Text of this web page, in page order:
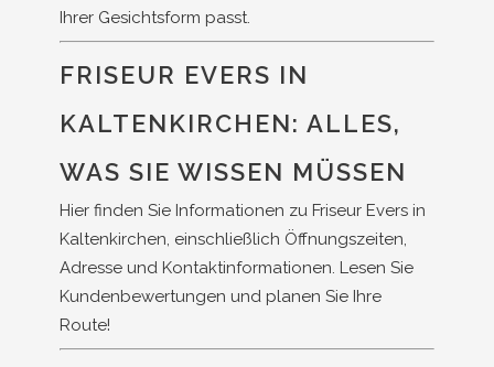
Ihrer Gesichtsform passt.
FRISEUR EVERS IN
KALTENKIRCHEN: ALLES,
WAS SIE WISSEN MÜSSEN
Hier finden Sie Informationen zu Friseur Evers in
Kaltenkirchen, einschließlich Öffnungszeiten,
Adresse und Kontaktinformationen. Lesen Sie
Kundenbewertungen und planen Sie Ihre
Route!